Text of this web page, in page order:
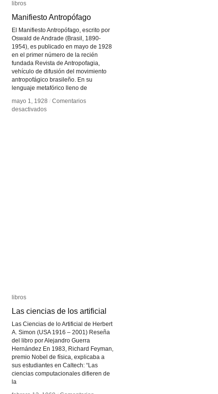
libros
Manifiesto Antropófago
El Manifiesto Antropófago, escrito por
Oswald de Andrade (Brasil, 1890-
1954), es publicado en mayo de 1928
en el primer número de la recién
fundada Revista de Antropofagia,
vehículo de difusión del movimiento
antropofágico brasileño. En su
lenguaje metafórico lleno de
mayo 1, 1928 / Comentarios
desactivadosen
libros
Manifiesto Antropófago
mayo 1, 1928 / Comentarios
desactivadosen
libros
Las ciencias de los artificial
Las Ciencias de lo Artificial de Herbert
A. Simon (USA 1916 – 2001) Reseña
del libro por Alejandro Guerra
Hernández En 1983, Richard Feyman,
premio Nobel de física, explicaba a
sus estudiantes en Caltech: “Las
ciencias computacionales difieren de
la
libros
Las ciencias de los artificial